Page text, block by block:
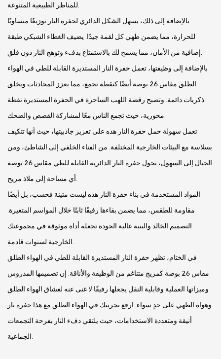
بالإضافة إلى ذلك، يسهل الشكل الدائري لحفرة النار توزيعًا متساويًا
للحرارة، مما يضمن طهي كل لقمة جيدًا. يضيف الغطاء الشبكي طبقة
بالإضافة إلى وظيفتها، تعمل حفرة النار المستديرة القابلة للطي في الهواء
الطلق مقاس 26 بوصة أيضًا كنقطة تجمع، مما يعزز المحادثات ويخلق
ذكريات دائمة. وتصبح رقصة اللهب الساحرة في الحفرة المستديرة نقطة
تعمل سهولة حمل حفرة النار هذه على تعزيز جاذبيتها، حيث أنها تتكيف
بسلاسة مع البيئات الخارجية المختلفة. من الفناء الخلفي إلى الشاطئ، ومن
الجبال إلى السهول، تحول حفرة النار الدائرية القابلة للطي مقاس 26 بوصة
المواد المستخدمة في بناء حفرة النار هذه ليست متينة فحسب، بل أيضًا
مقاومة للطقس، مما يضمن بقاءها رفيقًا ثابتًا خلال المواسم المتغيرة.
التصميم الخالد والبنية عالية الجودة تجعله أداة موثوقة في مجموعتك
في الختام، تظهر حفرة النار المستديرة القابلة للطي في الهواء الطلق
مقاس 26 بوصة كمزيج متناغم من الوظيفة والأناقة. إن تصميمها المدروس
وميزاتها العملية وقابلية النقل يجعلها رفيقًا لا غنى عنه لعشاق الهواء الطلق
وهواة الطهي على حدٍ سواء. ارفع تجربتك في الهواء الطلق مع هذا حفرة نار
أنيقة ومتعددة الاستخدامات، حيث يلتقي دفء النار بفرحة التجمعات